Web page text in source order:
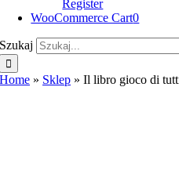
Register
WooCommerce Cart0
Szukaj
Home » Sklep »Il libro gioco di